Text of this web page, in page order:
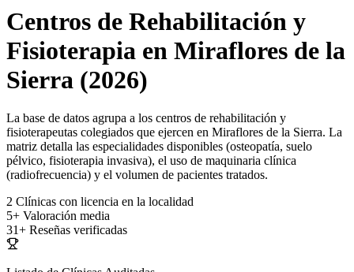
Centros de Rehabilitación y
Fisioterapia en Miraflores de la
Sierra (2026)
La base de datos agrupa a los centros de rehabilitación y
fisioterapeutas colegiados que ejercen en Miraflores de la Sierra. La
matriz detalla las especialidades disponibles (osteopatía, suelo
pélvico, fisioterapia invasiva), el uso de maquinaria clínica
(radiofrecuencia) y el volumen de pacientes tratados.
2 Clínicas con licencia en la localidad
5+ Valoración media
31+ Reseñas verificadas